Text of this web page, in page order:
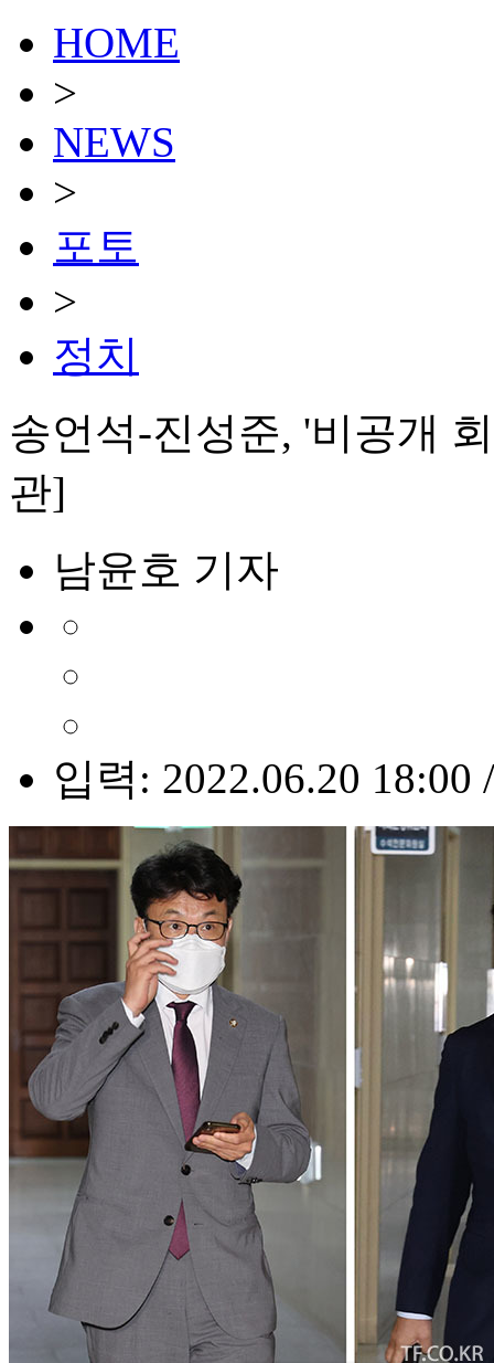
HOME
>
NEWS
>
포토
>
정치
송언석-진성준, '비공개
관]
남윤호 기자
입력: 2022.06.20 18:00